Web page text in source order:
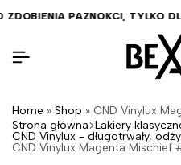
PAZNOKCI, TYLKO DLA
PAZNOKCI, TYLKO DLA
PAZNOKCI, TYLKO DLA
Home » Shop » CND Vinylux
Strona główna Lakiery
CND Vinylux - długotrwały,
CND Vinylux Magenta Mischief